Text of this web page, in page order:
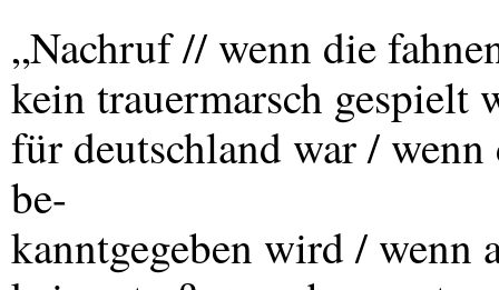
„Nachruf // wenn die
kein trauermarsch gespielt
für deutschland war /
be-
kanntgegeben wird / wenn